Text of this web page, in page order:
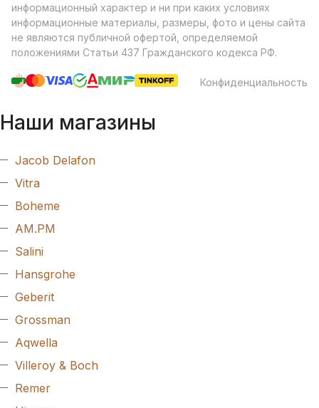
информационный характер и ни при каких условиях
информационные материалы, размеры, фото и цены сайта
не являются публичной офертой, определяемой
положениями Статьи 437 Гражданского кодекса РФ.
Конфиденциальность
Наши магазины
Jacob Delafon
Vitra
Boheme
AM.PM
Salini
Hansgrohe
Geberit
Grossman
Aqwella
Villeroy & Boch
Remer